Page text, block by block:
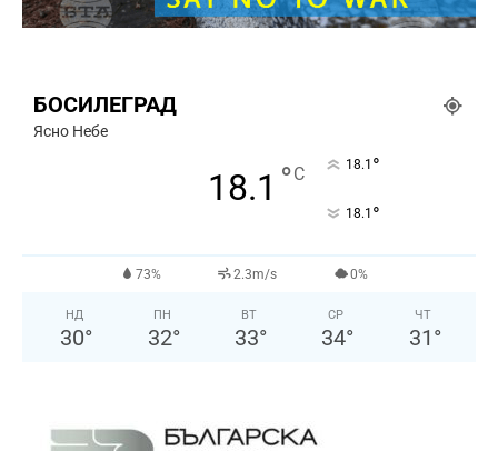
БОСИЛЕГРАД
Ясно Небе
18.1 °C 18.1 °
18.1 °
73% 2.3m/s 0%
НД
30°
ПН
32°
ВТ
33°
СР
34°
ЧТ
31 °